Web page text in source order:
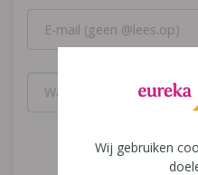
Wij gebruiken